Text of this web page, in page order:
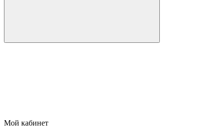
Мой кабинет